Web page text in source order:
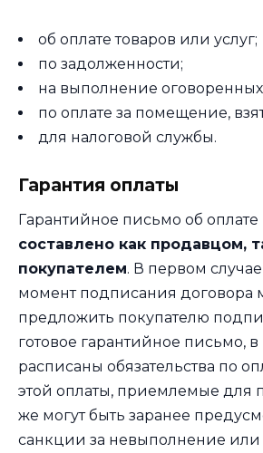
об оплате товаров или услуг;
по задолженности;
на выполнение оговоренных
по оплате за помещение,
для налоговой службы.
Гарантия оплаты
Гарантийное письмо об
составлено как продавцом,
покупателем. В первом
момент подписания договора
предложить покупателю
готовое гарантийное письмо,
расписаны обязательства по
этой оплаты, приемлемые для
же могут быть заранее
санкции за невыполнение или